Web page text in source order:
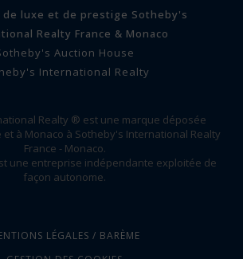
de luxe et de prestige Sotheby's
Realty France & Monaco
Auction House
International Realty
Realty ® est une marque déposée
et à Monaco à Sotheby's International Realty
France - Monaco.
une entreprise indépendante exploitée de
façon autonome.
LÉGALES / BARÈME